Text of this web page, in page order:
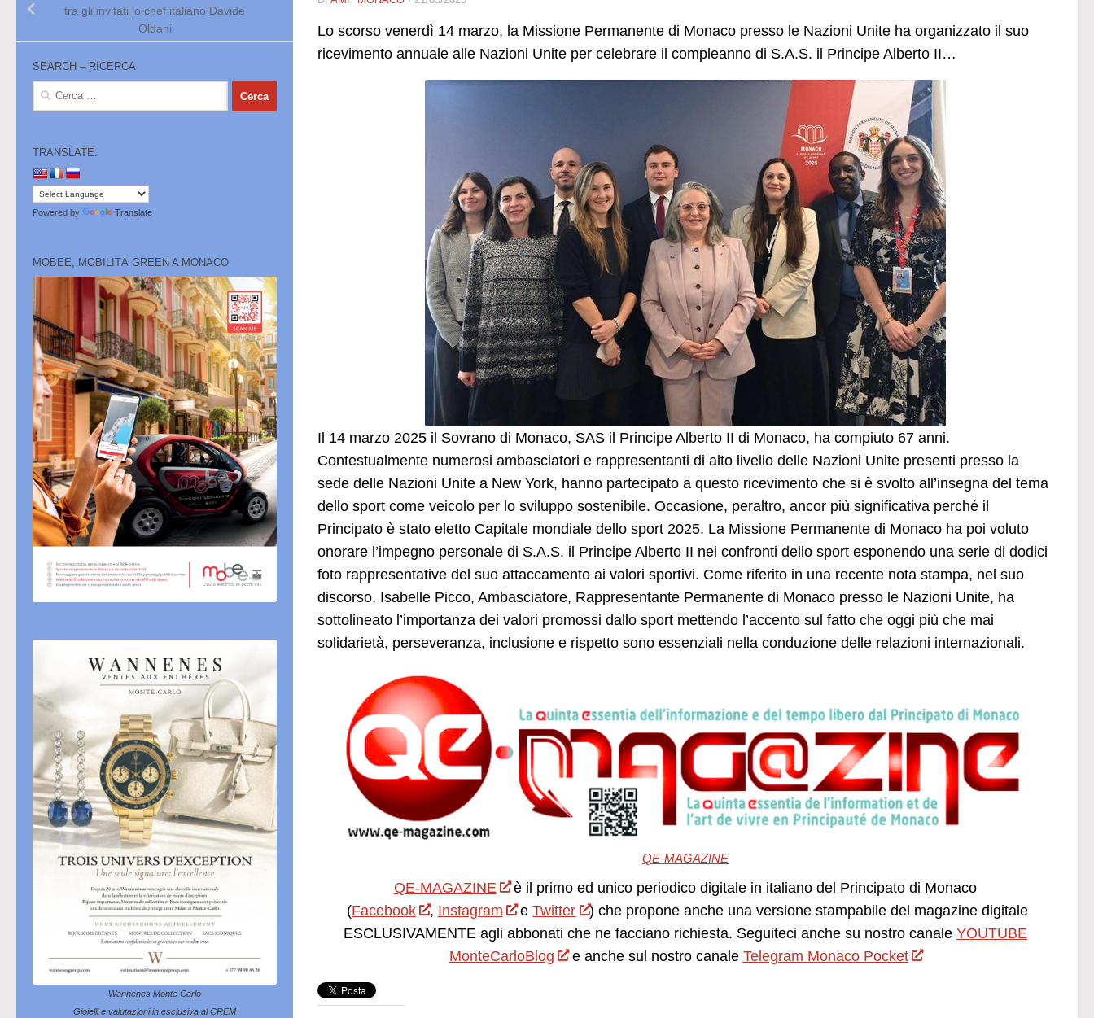
Lo scorso venerdì 14 marzo, la Missione Permanente di Monaco presso le Nazioni Unite ha organizzato il suo
ricevimento annuale alle Nazioni Unite per celebrare il compleanno di S.A.S. il Principe Alberto II…
Il 14 marzo 2025 il Sovrano di Monaco, SAS il Principe Alberto II di Monaco, ha compiuto 67 anni.
Contestualmente numerosi ambasciatori e rappresentanti di alto livello delle Nazioni Unite presenti presso la
sede delle Nazioni Unite a New York, hanno partecipato a questo ricevimento che si è svolto all’insegna del tema
dello sport come veicolo per lo sviluppo sostenibile. Occasione, peraltro, ancor più significativa perché il
Principato è stato eletto Capitale mondiale dello sport 2025. La Missione Permanente di Monaco ha poi voluto
onorare l’impegno personale di S.A.S. il Principe Alberto II nei confronti dello sport esponendo una serie di dodici
foto rappresentative del suo attaccamento ai valori sportivi. Come riferito in una recente nota stampa, nel suo
discorso, Isabelle Picco, Ambasciatore, Rappresentante Permanente di Monaco presso le Nazioni Unite, ha
sottolineato l’importanza dei valori promossi dallo sport mettendo l’accento sul fatto che oggi più che mai
solidarietà, perseveranza, inclusione e rispetto sono essenziali nella conduzione delle relazioni internazionali.
QE-MAGAZINE
QE-MAGAZINE
è il primo ed unico periodico digitale in italiano del Principato di Monaco
(Facebook , Instagram eTwitter
) che propone anche una versione stampabile del magazine digitale
ESCLUSIVAMENTE agli abbonati che ne facciano richiesta. Seguiteci anche su nostro canale YOUTUBE
MonteCarloBlog
e anche sul nostro canale Telegram Monaco Pocket
tra gli invitati lo chef italiano Davide
Oldani
SEARCH – RICERCA
Ricerca
TRANSLATE:
Powered by Translate
MOBEE, MOBILITÀ GREEN A MONACO
Wannenes Monte Carlo
Gioielli e valutazioni in esclusiva al CREM